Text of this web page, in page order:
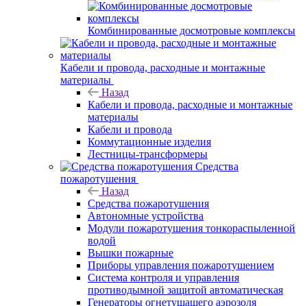
Комбинированные досмотровые комплексы
Кабели и провода, расходные и монтажные
материалы
Назад
Кабели и провода, расходные и монтажные
материалы
Кабели и провода
Коммутационные изделия
Лестницы-трансформеры
Средства
пожаротушения
Назад
Средства пожаротушения
Автономные устройства
Модули пожаротушения тонкораспыленной
водой
Вышки пожарные
Приборы управления пожаротушением
Система контроля и управления
противодымной защитой автоматическая
Генераторы огнетушащего аэрозоля